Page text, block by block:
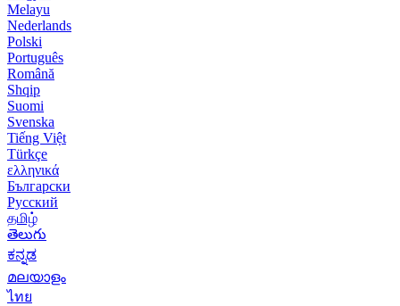
Melayu
Nederlands
Polski
Português
Română
Shqip
Suomi
Svenska
Tiếng Việt
Türkçe
ελληνικά
Български
Русский
தமிழ்
తెలుగు
ಕನ್ನಡ
മലയാളം
ไทย